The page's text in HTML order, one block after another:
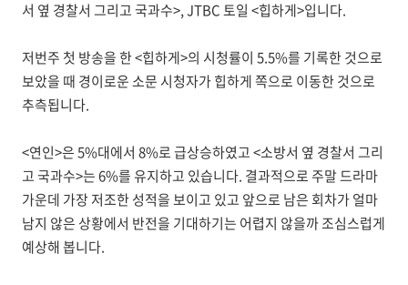
서 옆 경찰서 그리고 국과수>, JTBC 토일 <힙하게>입니다.
저번주 첫 방송을 한 <힙하게>의 시청률이 5.5%를 기록한 것으로
보았을 때 경이로운 소문 시청자가 힙하게 쪽으로 이동한 것으로
추측됩니다.
<연인>은 5%대에서 8%로 급상승하였고 <소방서 옆 경찰서 그리
고 국과수>는 6%를 유지하고 있습니다. 결과적으로 주말 드라마
가운데 가장 저조한 성적을 보이고 있고 앞으로 남은 회차가 얼마
남지 않은 상황에서 반전을 기대하기는 어렵지 않을까 조심스럽게
예상해 봅니다.